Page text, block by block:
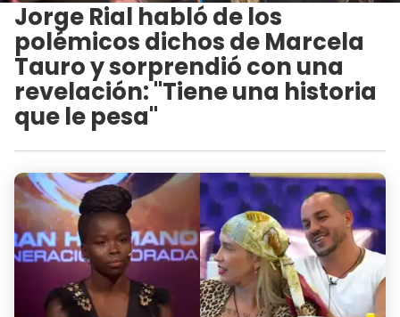
Jorge Rial habló de los
polémicos dichos de Marcela
Tauro y sorprendió con una
revelación: "Tiene una historia
que le pesa"